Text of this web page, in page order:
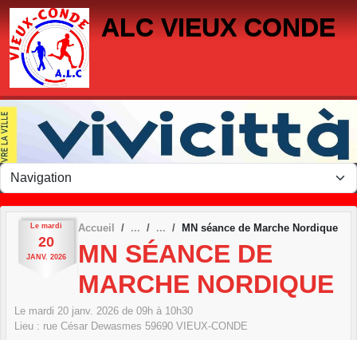
ALC VIEUX CONDE
Le mardi
20
JANV. 2026
Accueil MN séance de Marche Nordique
MN SÉANCE DE
MARCHE NORDIQUE
Le mardi 20 janv. 2026 de 09h à 10h30
Lieu : rue César Dewasmes 59690 VIEUX-CONDE
Panneau de gestion des cookies